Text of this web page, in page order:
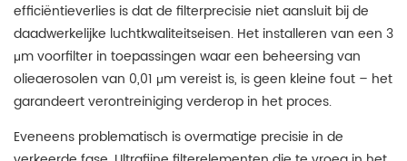
efficiëntieverlies is dat de filterprecisie niet aansluit bij de
daadwerkelijke luchtkwaliteitseisen. Het installeren van een 3
μm voorfilter in toepassingen waar een beheersing van
olieaerosolen van 0,01 μm vereist is, is geen kleine fout – het
garandeert verontreiniging verderop in het proces.
Eveneens problematisch is overmatige precisie in de